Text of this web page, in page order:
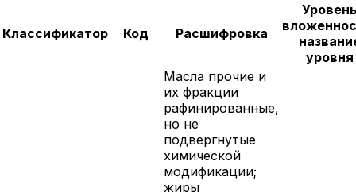
Классификатор Код Расшифровка
уровня
Масла прочие и
их фракции
рафинированные,
но не
подвергнутые
химической
модификации;
жиры